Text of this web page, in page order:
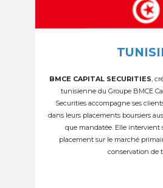
BMCE CAPITAL SECURITIES ,
tunisienne du Groupe BMCE
Securities accompagne ses
dans leurs placements boursiers
que mandatée. Elle intervient
placement sur le marché
conservation de